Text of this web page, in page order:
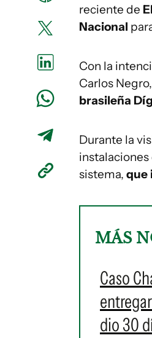
reciente de
Nacional
Con la
Carlos Negro,
brasileña
Durante la
sistema, que
MÁS
Caso
dio 30